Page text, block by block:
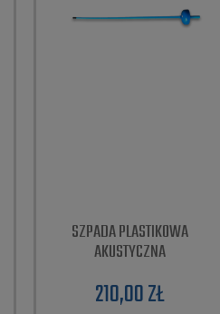
SZPADA PLASTIKOWA
AKUSTYCZNA
210,00 ZŁ